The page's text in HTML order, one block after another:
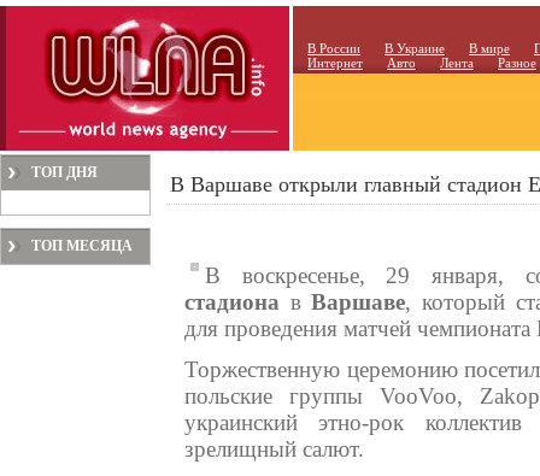
В России В Украине В мире
Интернет
Авто Лента Разное
ТОП ДНЯ
ТОП МЕСЯЦА
В Варшаве открыли главный стадион
В воскресенье, 29 января,
стадиона вВаршаве, который
для проведения матчей
Торжественную церемонию
польские группы VooVoo,
украинский этно-рок
зрелищный салют.